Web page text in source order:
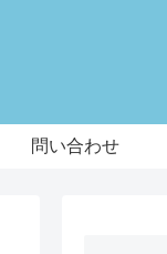
問い合わせ